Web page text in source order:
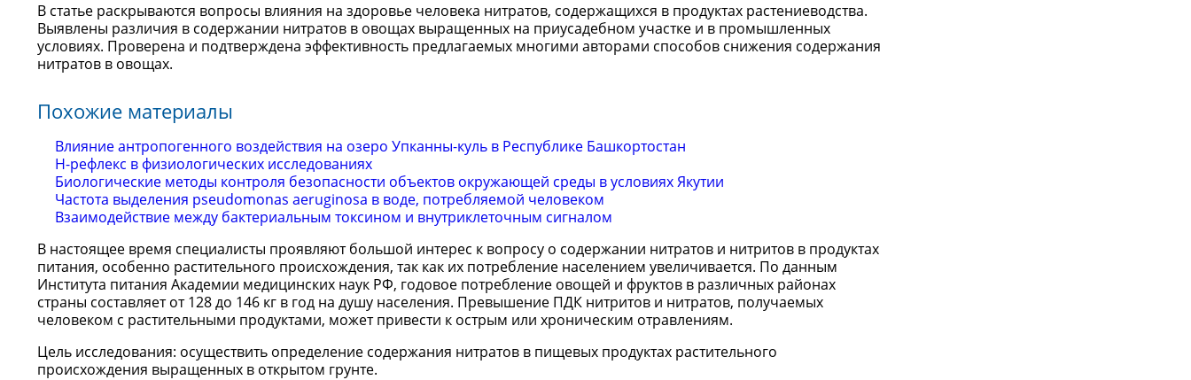
В статье раскрываются вопросы влияния на здоровье человека нитратов, содержащихся в продуктах растениеводства.
Выявлены различия в содержании нитратов в овощах выращенных на приусадебном участке и в промышленных
условиях. Проверена и подтверждена эффективность предлагаемых многими авторами способов снижения содержания
нитратов в овощах.
Похожие материалы
Влияние антропогенного воздействия на озеро Упканны-куль в Республике Башкортостан
Н-рефлекс в физиологических исследованиях
Биологические методы контроля безопасности объектов окружающей среды в условиях Якутии
Частота выделения pseudomonas aeruginosa в воде, потребляемой человеком
Взаимодействие между бактериальным токсином и внутриклеточным сигналом
В настоящее время специалисты проявляют большой интерес к вопросу о содержании нитратов и нитритов в продуктах
питания, особенно растительного происхождения, так как их потребление населением увеличивается. По данным
Института питания Академии медицинских наук РФ, годовое потребление овощей и фруктов в различных районах
страны составляет от 128 до 146 кг в год на душу населения. Превышение ПДК нитритов и нитратов, получаемых
человеком с растительными продуктами, может привести к острым или хроническим отравлениям.
Цель исследования: осуществить определение содержания нитратов в пищевых продуктах растительного
происхождения выращенных в открытом грунте.